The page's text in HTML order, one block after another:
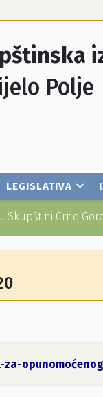
Polje
LEGISLATIVA
Skupštini Crne
za-